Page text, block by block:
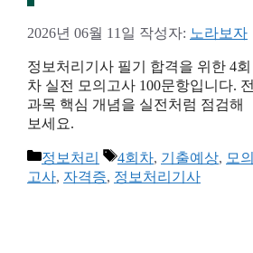
2026년 06월 11일 작성자: 노라보자
정보처리기사 필기 합격을 위한 4회
차 실전 모의고사 100문항입니다. 전
과목 핵심 개념을 실전처럼 점검해
보세요.
카
테
정보처리
태
그
4회차, 기출예상, 모의
고사, 자격증, 정보처리기사